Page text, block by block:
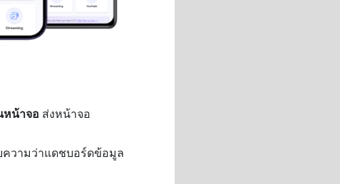
หน้าจอ ส่งหน้าจอ
วามว่าแดชบอร์ดข้อมูล